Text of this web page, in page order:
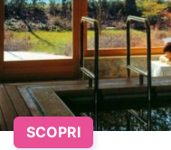
SCOPRI